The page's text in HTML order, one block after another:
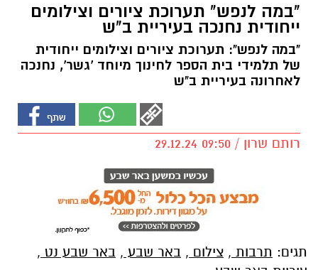
"במה לנפש" תערוכת ציורים וצילומים
ייחודית נחנכה בעיריית ב"ש
"במה לנפש": תערוכת ציורים וצילומים ייחודית
של תלמידי בית הספר לחינוך מיוחד 'גשר', נחנכה
לאחרונה בעיריית ב"ש
רותם שרון / 09:50 29.12.24
צילום, באר שבע, באר שבע נט
עיריית באר שבע